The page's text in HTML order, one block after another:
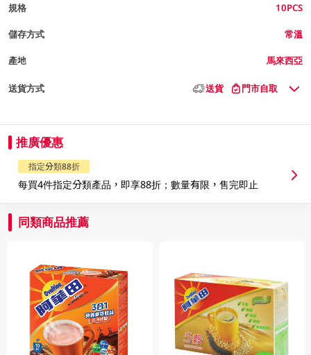
規格 10PCS
儲存方式 常溫
產地 馬來西亞
送貨方式 送貨 門市自取
推廣優惠
指定分類88折
每買4件指定分類產品，即享88折；數量有限，售完即止
同類商品推薦